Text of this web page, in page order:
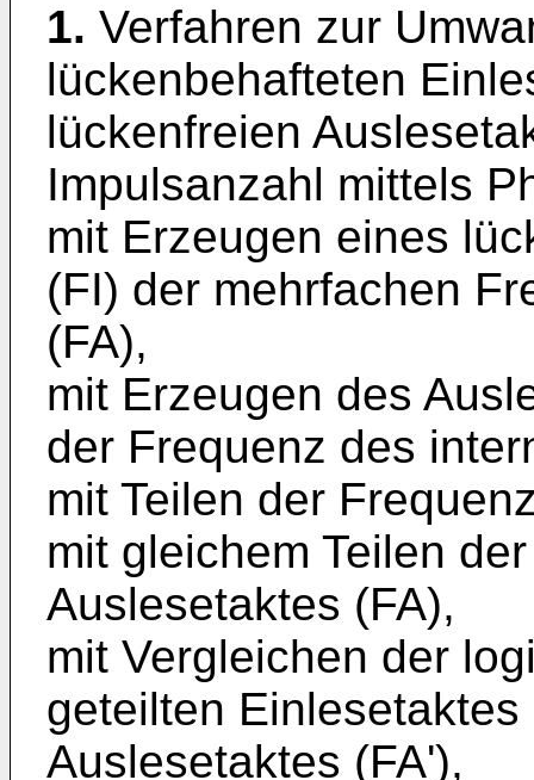
1. Verfahren zur
lückenbehafteten
lückenfreien
Impulsanzahl mittels
mit Erzeugen eines
(FI) der mehrfachen
(FA),
mit Erzeugen des
der Frequenz des
mit Teilen der
mit gleichem Teilen
Auslesetaktes (FA),
mit Vergleichen der
geteilten
Auslesetaktes (FA'),